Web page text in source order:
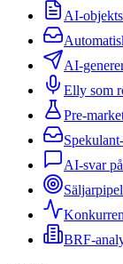
AI-
AI-
Elly som
Pre-
AI-svar
BRF-